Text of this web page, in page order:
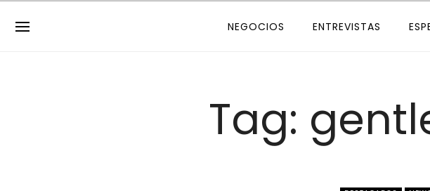
NEGOCIOS ENTREVISTAS
Tag: